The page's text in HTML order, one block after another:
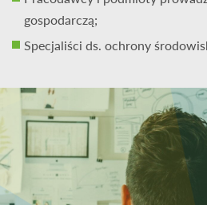
gospodarczą;
Specjaliści ds. ochrony